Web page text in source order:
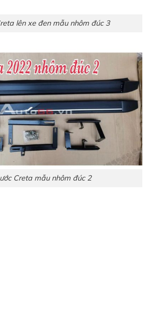
lên xe đen mẫu nhôm đúc 3
Creta mẫu nhôm đúc 2